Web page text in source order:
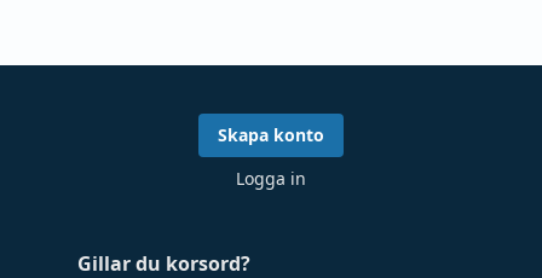
Gillar du korsord?
Skapa konto
Logga in